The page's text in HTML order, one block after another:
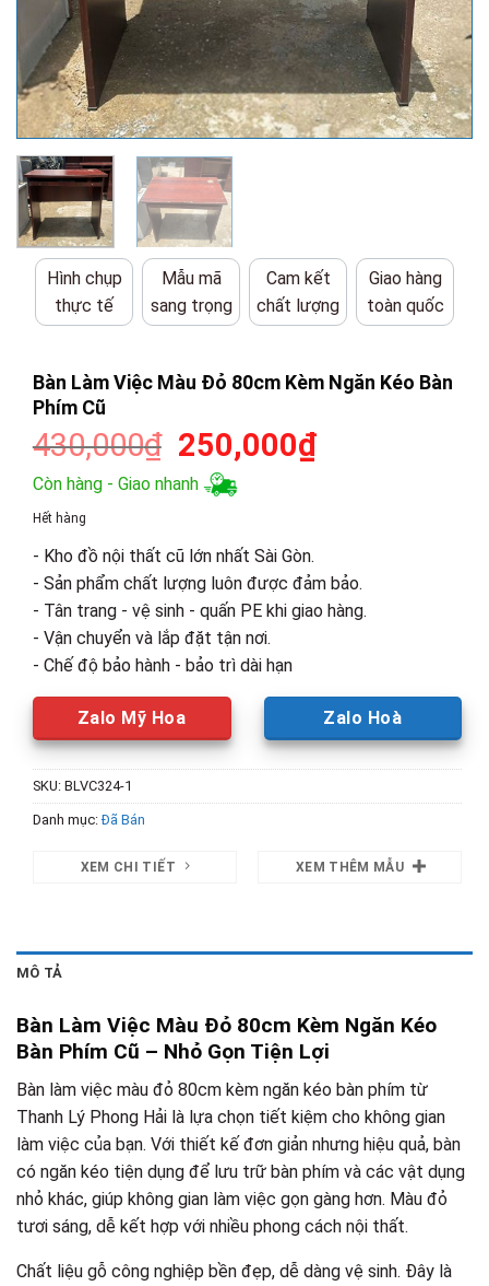
Hình chụp
thực tế
Mẫu mã
sang trọng
Cam kết
chất lượng
Giao hàng
toàn quốc
Bàn Làm Việc Màu Đỏ 80cm Kèm Ngăn Kéo Bàn
Phím Cũ
430,000₫ Giá
gốc
250,000₫Giá
250,000₫.
Còn hàng - Giao nhanh
Hết hàng
- Kho đồ nội thất cũ lớn nhất Sài Gòn.
- Sản phẩm chất lượng luôn được đảm bảo.
- Tân trang - vệ sinh - quấn PE khi giao hàng.
- Vận chuyển và lắp đặt tận nơi.
- Chế độ bảo hành - bảo trì dài hạn
Zalo Mỹ Hoa Zalo Hoà
SKU: BLVC324-1
Danh mục:Đã Bán
XEM CHI TIẾT XEM THÊM MẪU
MÔ TẢ
Bàn Làm Việc Màu Đỏ 80cm Kèm Ngăn Kéo
Bàn Phím Cũ – Nhỏ Gọn Tiện Lợi
Bàn làm việc màu đỏ 80cm kèm ngăn kéo bàn phím từ
Thanh Lý Phong Hải là lựa chọn tiết kiệm cho không gian
làm việc của bạn. Với thiết kế đơn giản nhưng hiệu quả, bàn
có ngăn kéo tiện dụng để lưu trữ bàn phím và các vật dụng
nhỏ khác, giúp không gian làm việc gọn gàng hơn. Màu đỏ
tươi sáng, dễ kết hợp với nhiều phong cách nội thất.
Chất liệu gỗ công nghiệp bền đẹp, dễ dàng vệ sinh. Đây là